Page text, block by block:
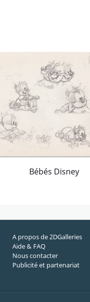
Bébés Disney
A propos de 2DGalleries
Aide & FAQ
Nous contacter
Publicité et partenariat